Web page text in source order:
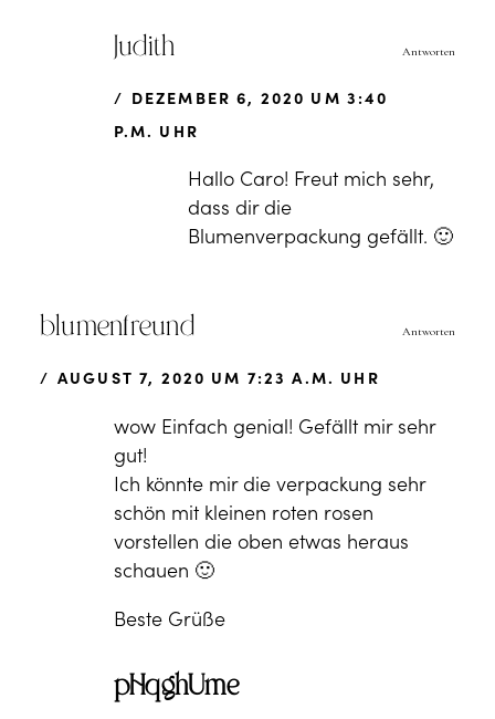
Judith
DEZEMBER 6, 2020 UM 3:40
P.M. UHR
Hallo Caro! Freut mich sehr,
dass dir die
Blumenverpackung gefällt. 🙂
Antworten
blumenfreund
AUGUST 7, 2020 UM 7:23 A.M. UHR
wow Einfach genial! Gefällt mir sehr
gut!
Ich könnte mir die verpackung sehr
schön mit kleinen roten rosen
vorstellen die oben etwas heraus
schauen 🙂
Beste Grüße
Antworten
pHqghUme